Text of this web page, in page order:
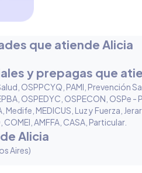
que atiende Alicia
y prepagas que
OSPPCYQ, PAMI, Prevención
OSPEDYC, OSPECON, OSPe
Medife, MEDICUS, Luz y Fuerza,
COMEI, AMFFA, CASA, Particular.
Alicia
Aires)